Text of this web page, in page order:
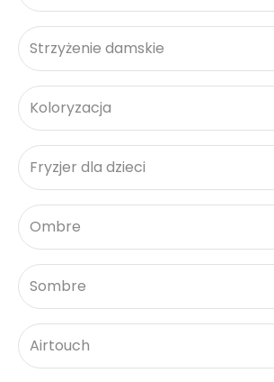
Strzyżenie damskie
Koloryzacja
Fryzjer dla dzieci
Ombre
Sombre
Airtouch